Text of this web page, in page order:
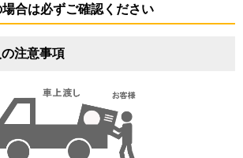
合は必ずご確認ください
注意事項